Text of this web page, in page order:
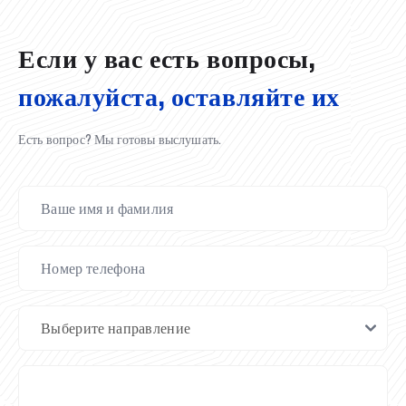
Если у вас есть вопросы,
пожалуйста, оставляйте их
Есть вопрос? Мы готовы выслушать.